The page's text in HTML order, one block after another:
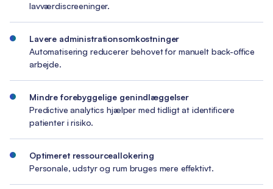
lavværdiscreeninger.
Lavere administrationsomkostninger
Automatisering reducerer behovet for manuelt back-office
arbejde.
Mindre forebyggelige genindlæggelser
Predictive analytics hjælper med tidligt at identificere
patienter i risiko.
Optimeret ressourceallokering
Personale, udstyr og rum bruges mere effektivt.